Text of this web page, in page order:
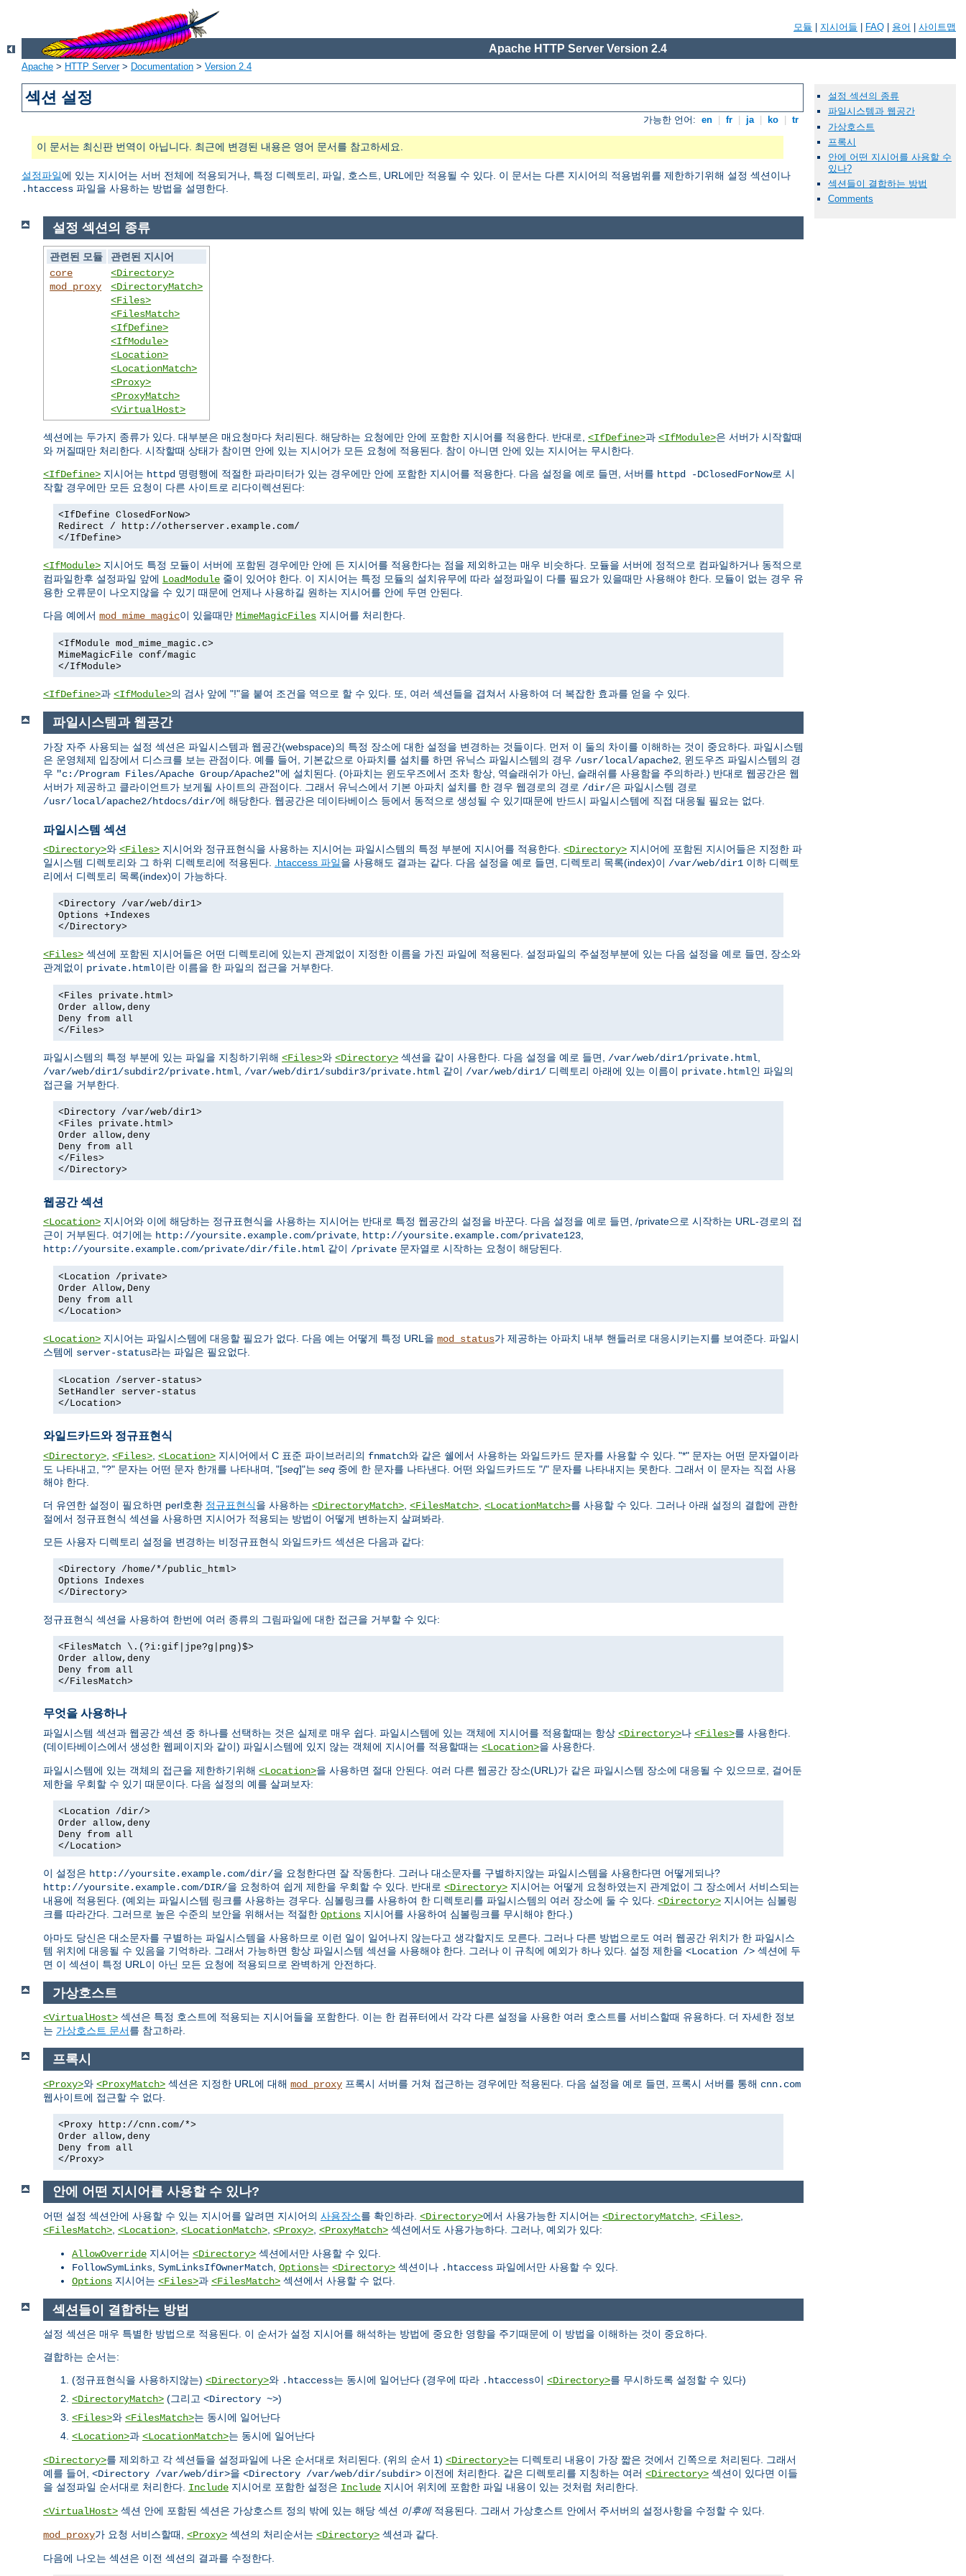
모듈 지시어들 FAQ 용어 사이트맵
Apache HTTP Server Version 2.4
Apache > HTTP Server> Documentation > Version 2.4
섹션 설정
가능한 언어: en fr ja ko tr
이 문서는 최신판 번역이 아닙니다. 최근에 변경된 내용은 영어 문서를 참고하세요.
설정파일에 있는 지시어는 서버 전체에 적용되거나, 특정 디렉토리, 파일, 호스트, URL에만 적용될 수 있다. 이 문서는 다른 지시어의 적용범위를 제한하기위해 설정 섹션이나
.htaccess 파일을 사용하는 방법을 설명한다.
설정 섹션의 종류
파일시스템과 웹공간
가상호스트
프록시
안에 어떤 지시어를 사용할 수
있나?
섹션들이 결합하는 방법
Comments
설정 섹션의 종류
관련된 모듈
관련된 지시어
core
mod_proxy
<Directory>
<DirectoryMatch>
<Files>
<FilesMatch>
<IfDefine>
<IfModule>
<Location>
<LocationMatch>
<Proxy>
<ProxyMatch>
<VirtualHost>
섹션에는 두가지 종류가 있다. 대부분은 매요청마다 처리된다. 해당하는 요청에만 안에 포함한 지시어를 적용한다. 반대로, <IfDefine>과 <IfModule>은 서버가 시작할때
와 꺼질때만 처리한다. 시작할때 상태가 참이면 안에 있는 지시어가 모든 요청에 적용된다. 참이 아니면 안에 있는 지시어는 무시한다.
<IfDefine> 지시어는 httpd 명령행에 적절한 파라미터가 있는 경우에만 안에 포함한 지시어를 적용한다. 다음 설정을 예로 들면, 서버를 httpd -DClosedForNow로 시
작할 경우에만 모든 요청이 다른 사이트로 리다이렉션된다:
<IfDefine ClosedForNow>
Redirect / http://otherserver.example.com/
</IfDefine>
<IfModule> 지시어도 특정 모듈이 서버에 포함된 경우에만 안에 든 지시어를 적용한다는 점을 제외하고는 매우 비슷하다. 모듈을 서버에 정적으로 컴파일하거나 동적으로
컴파일한후 설정파일 앞에 LoadModule 줄이 있어야 한다. 이 지시어는 특정 모듈의 설치유무에 따라 설정파일이 다를 필요가 있을때만 사용해야 한다. 모듈이 없는 경우 유
용한 오류문이 나오지않을 수 있기 때문에 언제나 사용하길 원하는 지시어를 안에 두면 안된다.
다음 예에서 mod_mime_magic이 있을때만 MimeMagicFiles 지시어를 처리한다.
<IfModule mod_mime_magic.c>
MimeMagicFile conf/magic
</IfModule>
<IfDefine>과 <IfModule>의 검사 앞에 "!"을 붙여 조건을 역으로 할 수 있다. 또, 여러 섹션들을 겹쳐서 사용하여 더 복잡한 효과를 얻을 수 있다.
파일시스템과 웹공간
가장 자주 사용되는 설정 섹션은 파일시스템과 웹공간(webspace)의 특정 장소에 대한 설정을 변경하는 것들이다. 먼저 이 둘의 차이를 이해하는 것이 중요하다. 파일시스템
은 운영체제 입장에서 디스크를 보는 관점이다. 예를 들어, 기본값으로 아파치를 설치를 하면 유닉스 파일시스템의 경우 /usr/local/apache2 , 윈도우즈 파일시스템의 경
우 "c:/Program Files/Apache Group/Apache2"에 설치된다. (아파치는 윈도우즈에서 조차 항상, 역슬래쉬가 아닌, 슬래쉬를 사용함을 주의하라.) 반대로 웹공간은 웹
서버가 제공하고 클라이언트가 보게될 사이트의 관점이다. 그래서 유닉스에서 기본 아파치 설치를 한 경우 웹경로의 경로 /dir/은 파일시스템 경로
/usr/local/apache2/htdocs/dir/에 해당한다. 웹공간은 데이타베이스 등에서 동적으로 생성될 수 있기때문에 반드시 파일시스템에 직접 대응될 필요는 없다.
파일시스템 섹션
<Directory>와 <Files> 지시어와 정규표현식을 사용하는 지시어는 파일시스템의 특정 부분에 지시어를 적용한다. <Directory> 지시어에 포함된 지시어들은 지정한 파
일시스템 디렉토리와 그 하위 디렉토리에 적용된다. .htaccess 파일을 사용해도 결과는 같다. 다음 설정을 예로 들면, 디렉토리 목록(index)이 /var/web/dir1 이하 디렉토
리에서 디렉토리 목록(index)이 가능하다.
<Directory /var/web/dir1>
Options +Indexes
</Directory>
<Files> 섹션에 포함된 지시어들은 어떤 디렉토리에 있는지 관계없이 지정한 이름을 가진 파일에 적용된다. 설정파일의 주설정부분에 있는 다음 설정을 예로 들면, 장소와
관계없이 private.html이란 이름을 한 파일의 접근을 거부한다.
<Files private.html>
Order allow,deny
Deny from all
</Files>
파일시스템의 특정 부분에 있는 파일을 지칭하기위해 <Files>와 <Directory> 섹션을 같이 사용한다. 다음 설정을 예로 들면, /var/web/dir1/private.html,
/var/web/dir1/subdir2/private.html, /var/web/dir1/subdir3/private.html 같이 /var/web/dir1/ 디렉토리 아래에 있는 이름이 private.html인 파일의
접근을 거부한다.
<Directory /var/web/dir1>
<Files private.html>
Order allow,deny
Deny from all
</Files>
</Directory>
웹공간 섹션
<Location> 지시어와 이에 해당하는 정규표현식을 사용하는 지시어는 반대로 특정 웹공간의 설정을 바꾼다. 다음 설정을 예로 들면, /private으로 시작하는 URL-경로의 접
근이 거부된다. 여기에는 http://yoursite.example.com/private, http://yoursite.example.com/private123,
http://yoursite.example.com/private/dir/file.html 같이 /private 문자열로 시작하는 요청이 해당된다.
<Location /private>
Order Allow,Deny
Deny from all
</Location>
<Location> 지시어는 파일시스템에 대응할 필요가 없다. 다음 예는 어떻게 특정 URL을 mod_status가 제공하는 아파치 내부 핸들러로 대응시키는지를 보여준다. 파일시
스템에 server-status라는 파일은 필요없다.
<Location /server-status>
SetHandler server-status
</Location>
와일드카드와 정규표현식
<Directory> <Files> <Location> 지시어에서 C 표준 파이브러리의 fnmatch와 같은 쉘에서 사용하는 와일드카드 문자를 사용할 수 있다. "*" 문자는 어떤 문자열이라
도 나타내고, "?" 문자는 어떤 문자 한개를 나타내며, "[seq]"는 seq 중에 한 문자를 나타낸다. 어떤 와일드카드도 "/" 문자를 나타내지는 못한다. 그래서 이 문자는 직접 사용
해야 한다.
더 유연한 설정이 필요하면 perl호환 정규표현식을 사용하는 <DirectoryMatch> <FilesMatch> <LocationMatch>를 사용할 수 있다. 그러나 아래 설정의 결합에 관한
절에서 정규표현식 섹션을 사용하면 지시어가 적용되는 방법이 어떻게 변하는지 살펴봐라.
모든 사용자 디렉토리 설정을 변경하는 비정규표현식 와일드카드 섹션은 다음과 같다:
<Directory /home/*/public_html>
Options Indexes
</Directory>
정규표현식 섹션을 사용하여 한번에 여러 종류의 그림파일에 대한 접근을 거부할 수 있다:
<FilesMatch \.(?i:gif|jpe?g|png)$>
Order allow,deny
Deny from all
</FilesMatch>
무엇을 사용하나
파일시스템 섹션과 웹공간 섹션 중 하나를 선택하는 것은 실제로 매우 쉽다. 파일시스템에 있는 객체에 지시어를 적용할때는 항상 <Directory>나 <Files>를 사용한다.
(데이타베이스에서 생성한 웹페이지와 같이) 파일시스템에 있지 않는 객체에 지시어를 적용할때는 <Location>을 사용한다.
파일시스템에 있는 객체의 접근을 제한하기위해 <Location>을 사용하면 절대 안된다. 여러 다른 웹공간 장소(URL)가 같은 파일시스템 장소에 대응될 수 있으므로, 걸어둔
제한을 우회할 수 있기 때문이다. 다음 설정의 예를 살펴보자:
<Location /dir/>
Order allow,deny
Deny from all
</Location>
이 설정은 http://yoursite.example.com/dir/을 요청한다면 잘 작동한다. 그러나 대소문자를 구별하지않는 파일시스템을 사용한다면 어떻게되나?
http://yoursite.example.com/DIR/을 요청하여 쉽게 제한을 우회할 수 있다. 반대로 <Directory> 지시어는 어떻게 요청하였는지 관계없이 그 장소에서 서비스되는
내용에 적용된다. (예외는 파일시스템 링크를 사용하는 경우다. 심볼링크를 사용하여 한 디렉토리를 파일시스템의 여러 장소에 둘 수 있다. <Directory> 지시어는 심볼링
크를 따라간다. 그러므로 높은 수준의 보안을 위해서는 적절한 Options 지시어를 사용하여 심볼링크를 무시해야 한다.)
아마도 당신은 대소문자를 구별하는 파일시스템을 사용하므로 이런 일이 일어나지 않는다고 생각할지도 모른다. 그러나 다른 방법으로도 여러 웹공간 위치가 한 파일시스
템 위치에 대응될 수 있음을 기억하라. 그래서 가능하면 항상 파일시스템 섹션을 사용해야 한다. 그러나 이 규칙에 예외가 하나 있다. 설정 제한을 <Location /> 섹션에 두
면 이 섹션이 특정 URL이 아닌 모든 요청에 적용되므로 완벽하게 안전하다.
가상호스트
<VirtualHost> 섹션은 특정 호스트에 적용되는 지시어들을 포함한다. 이는 한 컴퓨터에서 각각 다른 설정을 사용한 여러 호스트를 서비스할때 유용하다. 더 자세한 정보
는 가상호스트 문서를 참고하라.
프록시
<Proxy>와 <ProxyMatch> 섹션은 지정한 URL에 대해 mod_proxy 프록시 서버를 거쳐 접근하는 경우에만 적용된다. 다음 설정을 예로 들면, 프록시 서버를 통해 cnn.com
웹사이트에 접근할 수 없다.
<Proxy http://cnn.com/*>
Order allow,deny
Deny from all
</Proxy>
안에 어떤 지시어를 사용할 수 있나?
어떤 설정 섹션안에 사용할 수 있는 지시어를 알려면 지시어의 사용장소를 확인하라. <Directory>에서 사용가능한 지시어는 <DirectoryMatch> <Files>
<FilesMatch> <Location> <LocationMatch> <Proxy> <ProxyMatch> 섹션에서도 사용가능하다. 그러나, 예외가 있다:
AllowOverride 지시어는 <Directory> 섹션에서만 사용할 수 있다.
FollowSymLinks SymLinksIfOwnerMatch Options는 <Directory> 섹션이나 .htaccess 파일에서만 사용할 수 있다.
Options 지시어는 <Files>과 <FilesMatch> 섹션에서 사용할 수 없다.
섹션들이 결합하는 방법
설정 섹션은 매우 특별한 방법으로 적용된다. 이 순서가 설정 지시어를 해석하는 방법에 중요한 영향을 주기때문에 이 방법을 이해하는 것이 중요하다.
결합하는 순서는:
(정규표현식을 사용하지않는) <Directory>와 .htaccess는 동시에 일어난다 (경우에 따라 .htaccess이 <Directory>를 무시하도록 설정할 수 있다)
<DirectoryMatch> (그리고 <Directory ~>)
<Files>와 <FilesMatch>는 동시에 일어난다
<Location>과 <LocationMatch>는 동시에 일어난다
<Directory>를 제외하고 각 섹션들을 설정파일에 나온 순서대로 처리된다. (위의 순서 1) <Directory>는 디렉토리 내용이 가장 짧은 것에서 긴쪽으로 처리된다. 그래서
예를 들어, <Directory /var/web/dir>을 <Directory /var/web/dir/subdir> 이전에 처리한다. 같은 디렉토리를 지칭하는 여러 <Directory> 섹션이 있다면 이들
을 설정파일 순서대로 처리한다. Include 지시어로 포함한 설정은 Include 지시어 위치에 포함한 파일 내용이 있는 것처럼 처리한다.
<VirtualHost> 섹션 안에 포함된 섹션은 가상호스트 정의 밖에 있는 해당 섹션 이후에적용된다. 그래서 가상호스트 안에서 주서버의 설정사항을 수정할 수 있다.
mod_proxy가 요청 서비스할때, <Proxy> 섹션의 처리순서는 <Directory> 섹션과 같다.
다음에 나오는 섹션은 이전 섹션의 결과를 수정한다.